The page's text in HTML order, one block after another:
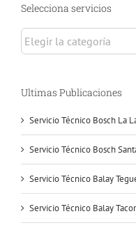
Selecciona servicios
Selecciona
servicios
Ultimas Publicaciones
Servicio Técnico Bosch La
Servicio Técnico Bosch
Servicio Técnico Balay
Servicio Técnico Balay